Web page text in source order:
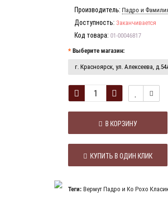
Производитель: Падро и
Доступность: Заканчивается
Код товара: 01-00046817
Выберите магазин:
г. Красноярск, ул. Алексеева,
В КОРЗИНУ
КУПИТЬ В ОДИН КЛИК
Теги: Вермут Падро и Ко Рохо